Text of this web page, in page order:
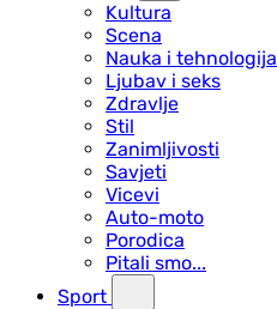
Kultura
Scena
Nauka i tehnologija
Ljubav i seks
Zdravlje
Stil
Zanimljivosti
Savjeti
Vicevi
Auto-moto
Porodica
Pitali smo...
Sport